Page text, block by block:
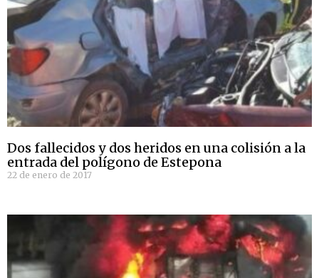
Dos fallecidos y dos heridos en una colisión a la
entrada del polígono de Estepona
22 de enero de 2017